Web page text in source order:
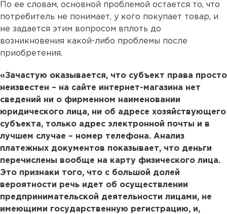
По ее словам, основной проблемой остается то, что
потребитель не понимает, у кого покупает товар, и
не задается этим вопросом вплоть до
возникновения какой-либо проблемы после
приобретения.
«Зачастую оказывается, что субъект права просто
неизвестен – на сайте интернет-магазина нет
сведений ни о фирменном наименовании
юридического лица, ни об адресе хозяйствующего
субъекта, только адрес электронной почты и в
лучшем случае – номер телефона. Анализ
платежных документов показывает, что деньги
перечислены вообще на карту физического лица.
Это признаки того, что с большой долей
вероятности речь идет об осуществлении
предпринимательской деятельности лицами, не
имеющими государственную регистрацию, и,